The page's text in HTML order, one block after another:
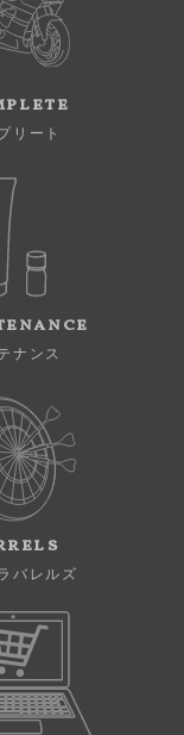
リート
ナンス
バレルズ